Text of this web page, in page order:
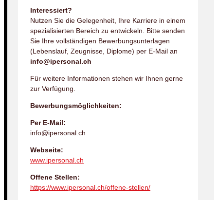
Interessiert?
Nutzen Sie die Gelegenheit, Ihre Karriere in einem
spezialisierten Bereich zu entwickeln. Bitte senden
Sie Ihre vollständigen Bewerbungsunterlagen
(Lebenslauf, Zeugnisse, Diplome) per E-Mail an
info@ipersonal.ch
Für weitere Informationen stehen wir Ihnen gerne
zur Verfügung.
Bewerbungsmöglichkeiten:
Per E-Mail:
info@ipersonal.ch
Webseite:
www.ipersonal.ch
Offene Stellen:
https://www.ipersonal.ch/offene-stellen/